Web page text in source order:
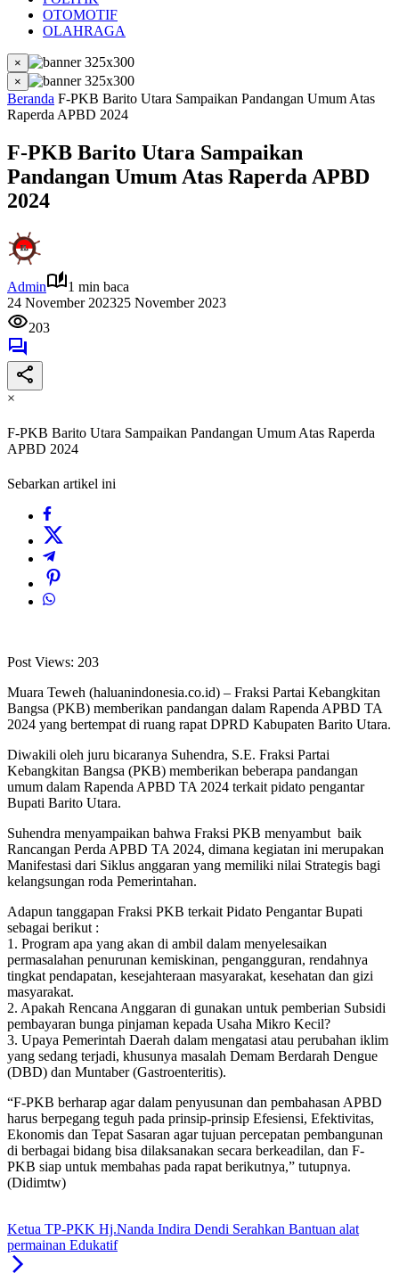
OTOMOTIF
OLAHRAGA
×
×
Beranda F-PKB Barito Utara Sampaikan Pandangan Umum Atas
Raperda APBD 2024
F-PKB Barito Utara Sampaikan
Pandangan Umum Atas Raperda APBD
2024
Admin
1 min baca
24 November 202325 November 2023
203
×
F-PKB Barito Utara Sampaikan Pandangan Umum Atas Raperda
APBD 2024
Sebarkan artikel ini
Post Views: 203
Muara Teweh (haluanindonesia.co.id) – Fraksi Partai Kebangkitan
Bangsa (PKB) memberikan pandangan dalam Rapenda APBD TA
2024 yang bertempat di ruang rapat DPRD Kabupaten Barito Utara.
Diwakili oleh juru bicaranya Suhendra, S.E. Fraksi Partai
Kebangkitan Bangsa (PKB) memberikan beberapa pandangan
umum dalam Rapenda APBD TA 2024 terkait pidato pengantar
Bupati Barito Utara.
Suhendra menyampaikan bahwa Fraksi PKB menyambut baik
Rancangan Perda APBD TA 2024, dimana kegiatan ini merupakan
Manifestasi dari Siklus anggaran yang memiliki nilai Strategis bagi
kelangsungan roda Pemerintahan.
Adapun tanggapan Fraksi PKB terkait Pidato Pengantar Bupati
sebagai berikut :
1. Program apa yang akan di ambil dalam menyelesaikan
permasalahan penurunan kemiskinan, pengangguran, rendahnya
tingkat pendapatan, kesejahteraan masyarakat, kesehatan dan gizi
masyarakat.
2. Apakah Rencana Anggaran di gunakan untuk pemberian Subsidi
pembayaran bunga pinjaman kepada Usaha Mikro Kecil?
3. Upaya Pemerintah Daerah dalam mengatasi atau perubahan iklim
yang sedang terjadi, khusunya masalah Demam Berdarah Dengue
(DBD) dan Muntaber (Gastroenteritis).
“F-PKB berharap agar dalam penyusunan dan pembahasan APBD
harus berpegang teguh pada prinsip-prinsip Efesiensi, Efektivitas,
Ekonomis dan Tepat Sasaran agar tujuan percepatan pembangunan
di berbagai bidang bisa dilaksanakan secara berkeadilan, dan F-
PKB siap untuk membahas pada rapat berikutnya,” tutupnya.
(Didimtw)
Ketua TP-PKK Hj.Nanda Indira Dendi Serahkan Bantuan alat
permainan Edukatif